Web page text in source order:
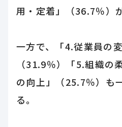
用・定着」（36.7％）
一方で、「4.従業員の
（31.9％）「5.組織の
の向上」（25.7％）も
る。